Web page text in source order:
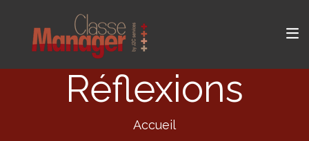
Réflexions
Accueil